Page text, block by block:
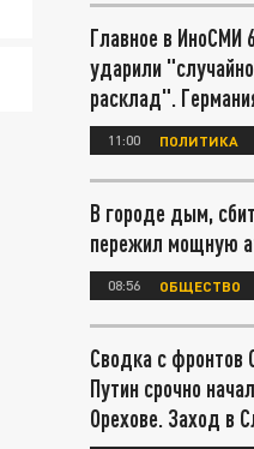
Главное в ИноСМИ
ударили
расклад".
11:00 ПОЛИТИКА
В городе дым,
пережил мощную
08:56 ОБЩЕСТВО
Сводка с фронтов
Путин срочно
Орехове. Заход в